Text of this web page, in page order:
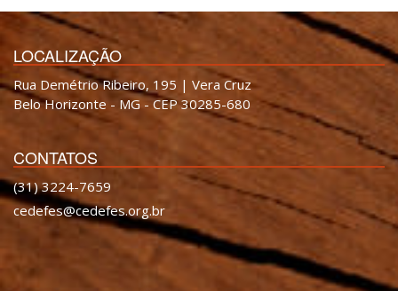
LOCALIZAÇÃO
Rua Demétrio Ribeiro, 195 | Vera Cruz
Belo Horizonte - MG - CEP 30285-680
CONTATOS
(31) 3224-7659
cedefes@cedefes.org.br